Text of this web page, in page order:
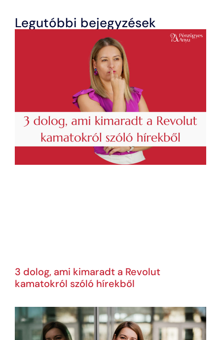
Legutóbbi bejegyzések
3 dolog, ami kimaradt a Revolut
kamatokról szóló hírekből